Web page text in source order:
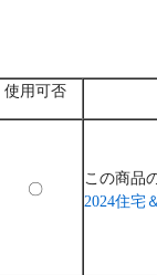
使用可否
〇
この商品
2024住宅